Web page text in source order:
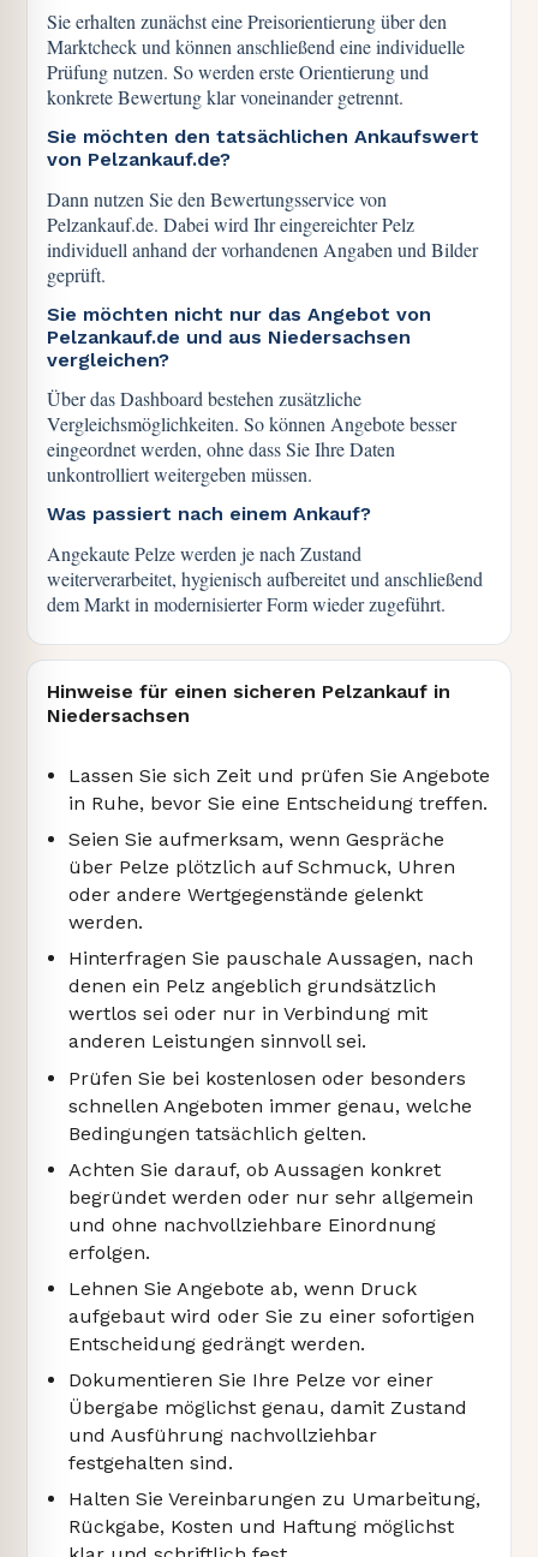
Sie erhalten zunächst eine Preisorientierung über den
Marktcheck und können anschließend eine individuelle
Prüfung nutzen. So werden erste Orientierung und
konkrete Bewertung klar voneinander getrennt.
Sie möchten den tatsächlichen Ankaufswert
von Pelzankauf.de?
Dann nutzen Sie den Bewertungsservice von
Pelzankauf.de. Dabei wird Ihr eingereichter Pelz
individuell anhand der vorhandenen Angaben und Bilder
geprüft.
Sie möchten nicht nur das Angebot von
Pelzankauf.de und aus Niedersachsen
vergleichen?
Über das Dashboard bestehen zusätzliche
Vergleichsmöglichkeiten. So können Angebote besser
eingeordnet werden, ohne dass Sie Ihre Daten
unkontrolliert weitergeben müssen.
Was passiert nach einem Ankauf?
Angekaute Pelze werden je nach Zustand
weiterverarbeitet, hygienisch aufbereitet und anschließend
dem Markt in modernisierter Form wieder zugeführt.
Hinweise für einen sicheren Pelzankauf in
Niedersachsen
Lassen Sie sich Zeit und prüfen Sie Angebote
in Ruhe, bevor Sie eine Entscheidung treffen.
Seien Sie aufmerksam, wenn Gespräche
über Pelze plötzlich auf Schmuck, Uhren
oder andere Wertgegenstände gelenkt
werden.
Hinterfragen Sie pauschale Aussagen, nach
denen ein Pelz angeblich grundsätzlich
wertlos sei oder nur in Verbindung mit
anderen Leistungen sinnvoll sei.
Prüfen Sie bei kostenlosen oder besonders
schnellen Angeboten immer genau, welche
Bedingungen tatsächlich gelten.
Achten Sie darauf, ob Aussagen konkret
begründet werden oder nur sehr allgemein
und ohne nachvollziehbare Einordnung
erfolgen.
Lehnen Sie Angebote ab, wenn Druck
aufgebaut wird oder Sie zu einer sofortigen
Entscheidung gedrängt werden.
Dokumentieren Sie Ihre Pelze vor einer
Übergabe möglichst genau, damit Zustand
und Ausführung nachvollziehbar
festgehalten sind.
Halten Sie Vereinbarungen zu Umarbeitung,
Rückgabe, Kosten und Haftung möglichst